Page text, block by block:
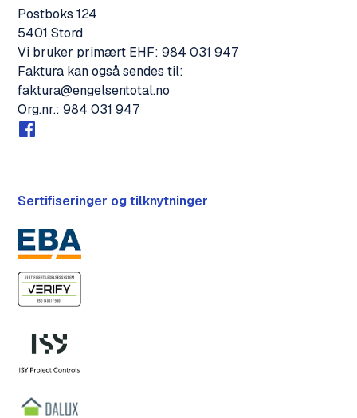
Postboks 124
5401 Stord
Vi bruker primært EHF: 984 031 947
Faktura kan også sendes til:
faktura@engelsentotal.no
Org.nr.: 984 031 947
Sertifiseringer og tilknytninger